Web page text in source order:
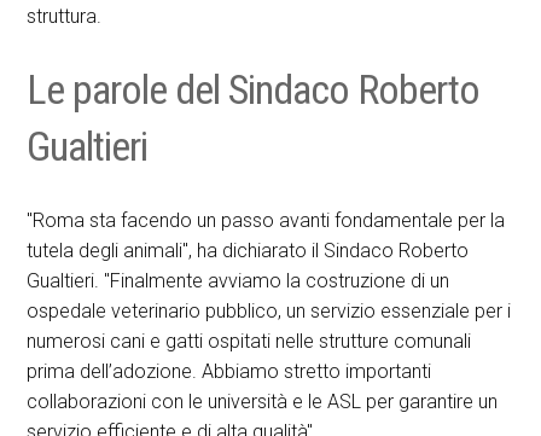
struttura.
Le parole del Sindaco Roberto
Gualtieri
"Roma sta facendo un passo avanti fondamentale per la
tutela degli animali", ha dichiarato il Sindaco Roberto
Gualtieri. "Finalmente avviamo la costruzione di un
ospedale veterinario pubblico, un servizio essenziale per i
numerosi cani e gatti ospitati nelle strutture comunali
prima dell’adozione. Abbiamo stretto importanti
collaborazioni con le università e le ASL per garantire un